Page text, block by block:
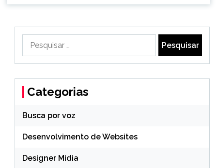
por:
Categorias
Busca por voz
Desenvolvimento de Websites
Designer Midia